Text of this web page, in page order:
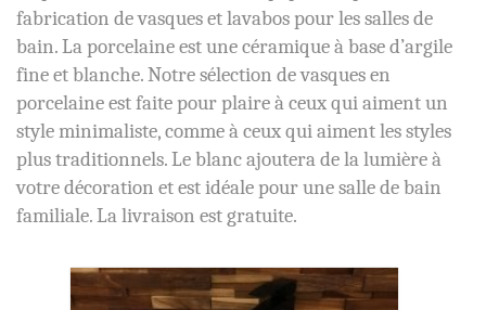
fabrication de vasques et lavabos pour les salles de
bain. La porcelaine est une céramique à base d’argile
fine et blanche. Notre sélection de vasques en
porcelaine est faite pour plaire à ceux qui aiment un
style minimaliste, comme à ceux qui aiment les styles
plus traditionnels. Le blanc ajoutera de la lumière à
votre décoration et est idéale pour une salle de bain
familiale. La livraison est gratuite.